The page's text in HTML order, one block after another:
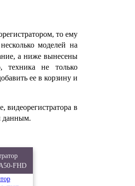
то ему
моделей на
а ниже вынесены
техника не только
ее в корзину и
видеорегистратора в
данным.
FHD